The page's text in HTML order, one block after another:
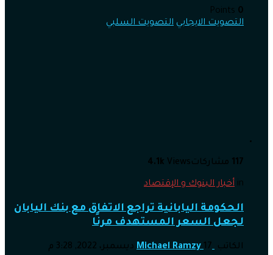
0
التصويت الايجابي التصويت السلبي
117 مشاركات 4.1k Views
in أخبار البنوك و الإقتصاد
الحكومة اليابانية تراجع الاتفاق مع بنك اليابان
لجعل السعر المستهدف مرنًا
الكاتب Michael Ramzy 17 ديسمبر، 2022, 3:28 م